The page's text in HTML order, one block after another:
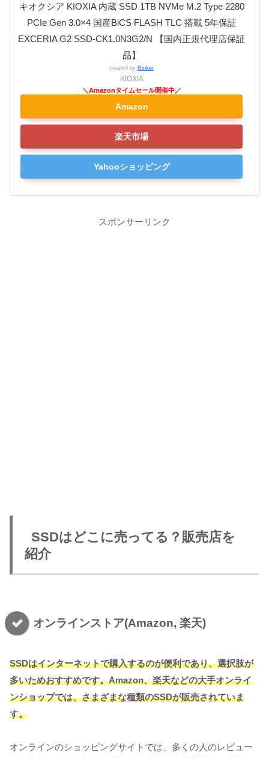
キオクシア KIOXIA 内蔵 SSD 1TB NVMe M.2 Type 2280
PCIe Gen 3.0×4 国産BiCS FLASH TLC 搭載 5年保証
EXCERIA G2 SSD-CK1.0N3G2/N 【国内正規代理店保証
品】
created by Rinker
KIOXIA
Amazon
楽天市場
Yahooショッピング
スポンサーリンク
SSDはどこに売ってる？販売店を
紹介
オンラインストア(Amazon, 楽天)
SSDはインターネットで購入するのが便利であり、選択肢が
多いためおすすめです。Amazon、楽天などの大手オンライ
ンショップでは、さまざまな種類のSSDが販売されていま
す。
オンラインのショッピングサイトでは、多くの人のレビュー